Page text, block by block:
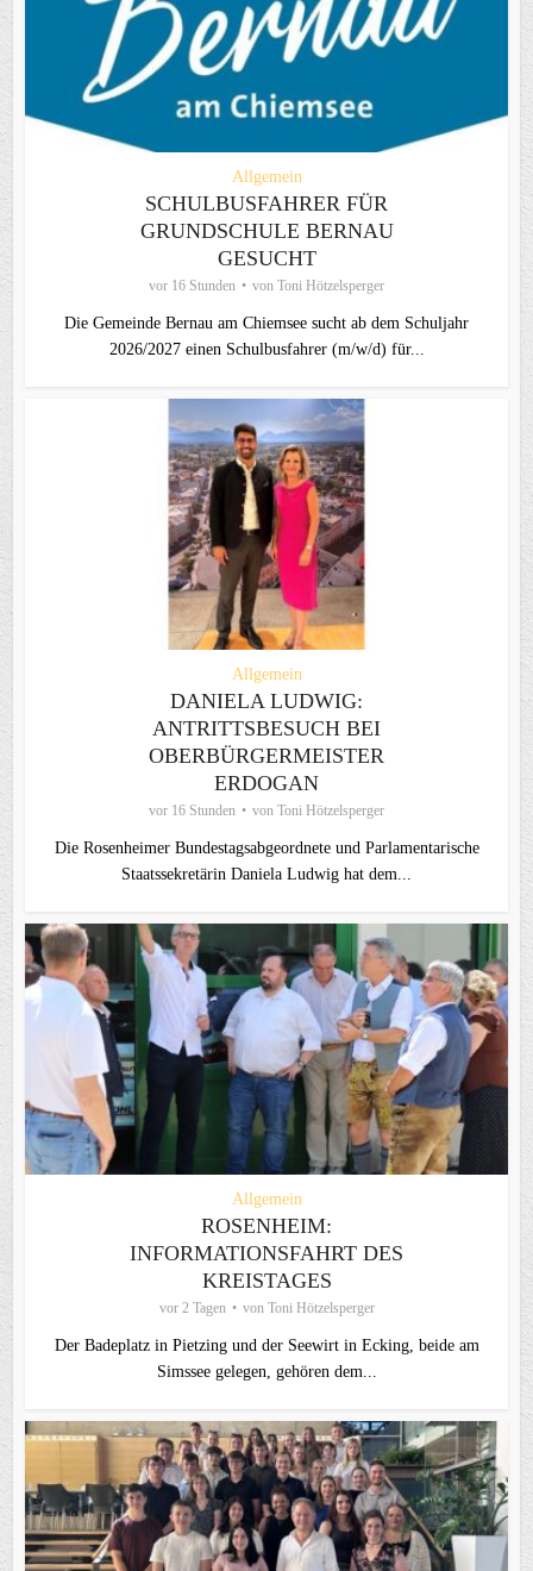
Allgemein
SCHULBUSFAHRER FÜR
GRUNDSCHULE BERNAU
GESUCHT
vor 16 Stunden von Toni Hötzelsperger
Die Gemeinde Bernau am Chiemsee sucht ab dem Schuljahr
2026/2027 einen Schulbusfahrer (m/w/d) für...
Allgemein
DANIELA LUDWIG:
ANTRITTSBESUCH BEI
OBERBÜRGERMEISTER
ERDOGAN
vor 16 Stunden von Toni Hötzelsperger
Die Rosenheimer Bundestagsabgeordnete und Parlamentarische
Staatssekretärin Daniela Ludwig hat dem...
Allgemein
ROSENHEIM:
INFORMATIONSFAHRT DES
KREISTAGES
vor 2 Tagen von Toni Hötzelsperger
Der Badeplatz in Pietzing und der Seewirt in Ecking, beide am
Simssee gelegen, gehören dem...